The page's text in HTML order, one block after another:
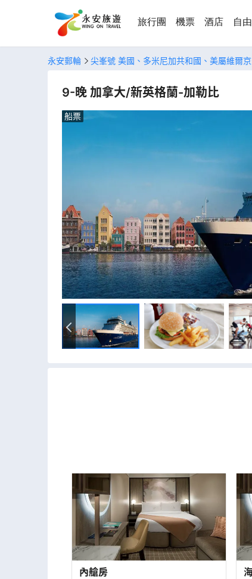
旅行團 機票 酒店 自
永安郵輪 尖峯號 美國、多米尼加共和國、美屬維爾
9-晚 加拿大/新英格蘭-加勒比
船票
內艙房